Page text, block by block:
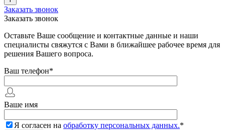
Заказать звонок
Заказать звонок
Оставьте Ваше сообщение и контактные данные и наши
специалисты свяжутся с Вами в ближайшее рабочее время для
решения Вашего вопроса.
Ваш телефон*
Ваше имя
Я согласен на обработку персональных данных.*